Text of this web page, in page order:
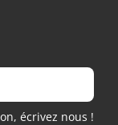
écrivez nous !